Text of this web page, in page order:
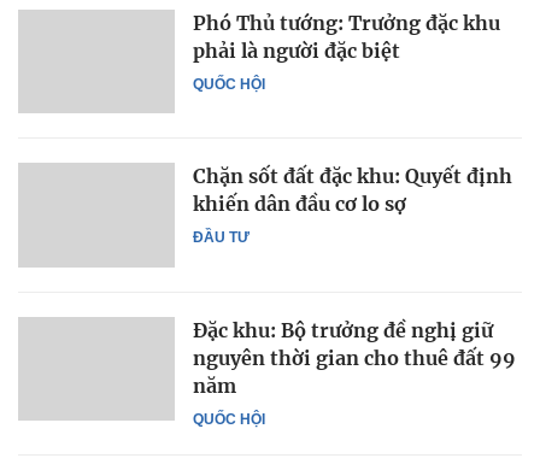
QUỐC HỘI
Phó Thủ tướng: Trưởng đặc khu
phải là người đặc biệt
ĐẦU TƯ
Chặn sốt đất đặc khu: Quyết định
khiến dân đầu cơ lo sợ
QUỐC HỘI
Đặc khu: Bộ trưởng đề nghị giữ
nguyên thời gian cho thuê đất 99
năm